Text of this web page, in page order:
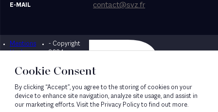
E-MAIL contact@svz.fr
Mentions
légales
- Copyright
2024
Designed by Bonhomme
Cookie Consent
By clicking “Accept”, you agree to the storing of cookies on your
device to enhance site navigation, analyze site usage, and assist in
our marketing efforts. Visit the Privacy Policy to find out more.